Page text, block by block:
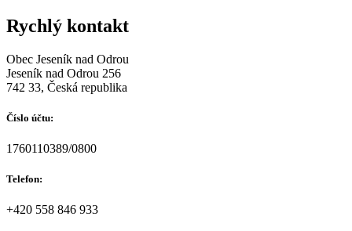
Rychlý kontakt
Obec Jeseník nad Odrou
Jeseník nad Odrou 256
742 33, Česká republika
Číslo účtu:
1760110389/0800
Telefon:
+420 558 846 933